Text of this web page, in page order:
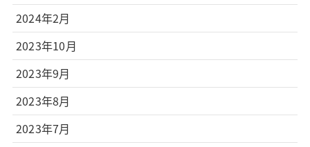
2024年2月
2023年10月
2023年9月
2023年8月
2023年7月